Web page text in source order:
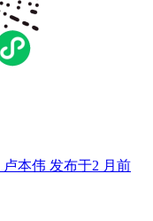
卢本伟 发布于2 月前